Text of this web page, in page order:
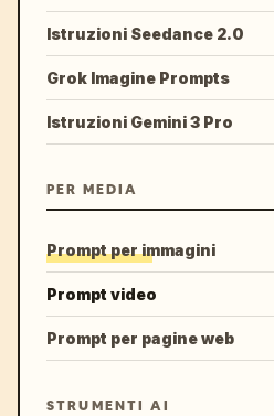
Istruzioni Seedance 2.0
Grok Imagine Prompts
Istruzioni Gemini 3 Pro
PER MEDIA
Prompt per immagini
Prompt video
Prompt per pagine web
STRUMENTI AI